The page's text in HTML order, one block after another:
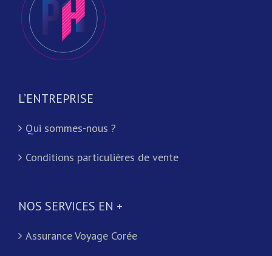
L’ENTREPRISE
Qui sommes-nous ?
Conditions particulières de vente
NOS SERVICES EN +
Assurance Voyage Corée